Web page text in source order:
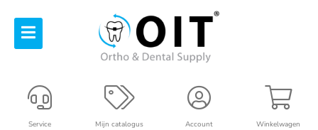
Winkelwagen
Account
Mijn catalogus
Service